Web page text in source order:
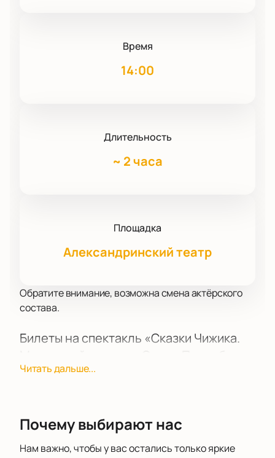
Время
14:00
Длительность
~ 2 часа
Площадка
Александринский театр
Обратите внимание, возможна смена актёрского
состава.
Билеты на спектакль «Сказки Чижика.
29 марта 2026 года в Александринском театре по
купить заранее на нашем сайте.
Сюжет
Читать дальше...
Почему выбирают нас
Нам важно, чтобы у вас остались только яркие